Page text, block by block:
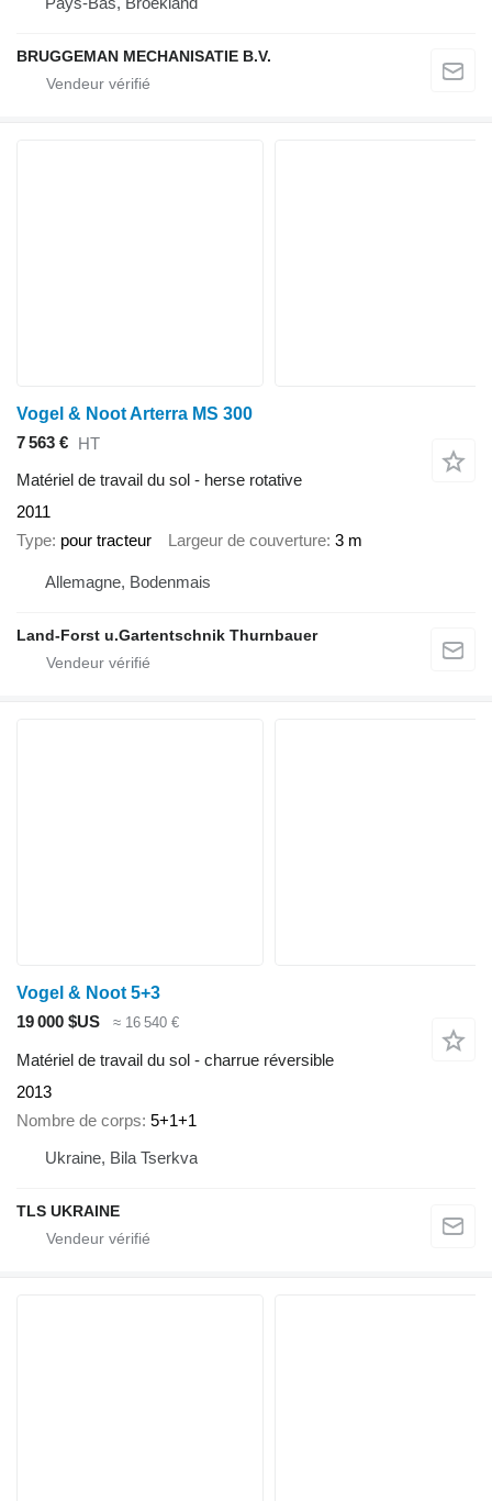
BRUGGEMAN MECHANISATIE B.V.
Vogel & Noot Arterra MS 300
7 563 €
HT
Matériel de travail du sol - herse rotative
2011
Type pour tracteur Largeur de couverture 3 m
Allemagne, Bodenmais
Land-Forst u.Gartentschnik Thurnbauer
Vogel & Noot 5+3
19 000 $US
≈ 16 540 €
Matériel de travail du sol - charrue réversible
2013
Nombre de corps 5+1+1
Ukraine, Bila Tserkva
TLS UKRAINE